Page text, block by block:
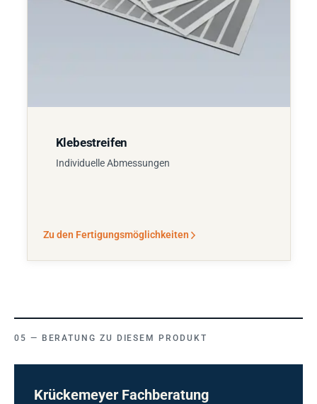
Klebestreifen
Individuelle Abmessungen
Zu den Fertigungsmöglichkeiten
BERATUNG ZU DIESEM PRODUKT
Krückemeyer Fachberatung